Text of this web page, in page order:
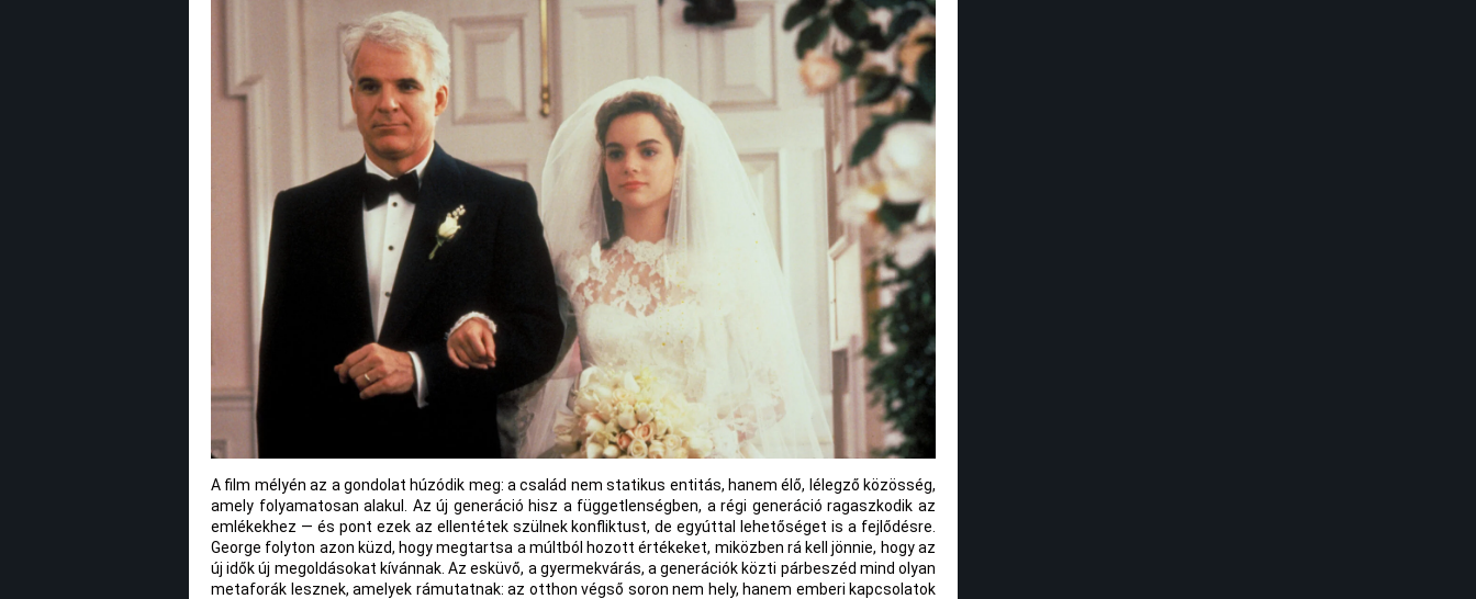
A film mélyén az a gondolat húzódik meg: a család nem statikus entitás, hanem élő, lélegző közösség,
amely folyamatosan alakul. Az új generáció hisz a függetlenségben, a régi generáció ragaszkodik az
emlékekhez — és pont ezek az ellentétek szülnek konfliktust, de egyúttal lehetőséget is a fejlődésre.
George folyton azon küzd, hogy megtartsa a múltból hozott értékeket, miközben rá kell jönnie, hogy az
új idők új megoldásokat kívánnak. Az esküvő, a gyermekvárás, a generációk közti párbeszéd mind olyan
metaforák lesznek, amelyek rámutatnak: az otthon végső soron nem hely, hanem emberi kapcsolatok